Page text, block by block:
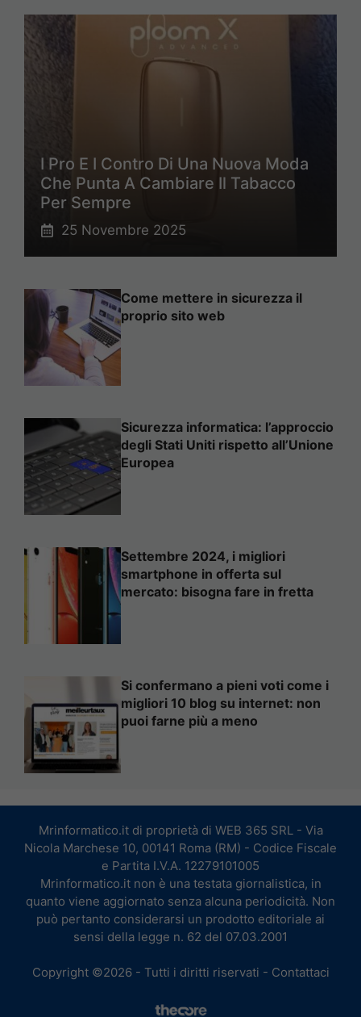
I Pro E I Contro Di Una Nuova Moda
Che Punta A Cambiare Il Tabacco
Per Sempre
25 Novembre 2025
Come mettere in sicurezza il
proprio sito web
Sicurezza informatica: l’approccio
degli Stati Uniti rispetto all’Unione
Europea
Settembre 2024, i migliori
smartphone in offerta sul
mercato: bisogna fare in fretta
Si confermano a pieni voti come i
migliori 10 blog su internet: non
puoi farne più a meno
Mrinformatico.it di proprietà di WEB 365 SRL - Via
Nicola Marchese 10, 00141 Roma (RM) - Codice Fiscale
e Partita I.V.A. 12279101005
Mrinformatico.it non è una testata giornalistica, in
quanto viene aggiornato senza alcuna periodicità. Non
può pertanto considerarsi un prodotto editoriale ai
sensi della legge n. 62 del 07.03.2001
Copyright ©2026 - Tutti i diritti riservati - Contattaci